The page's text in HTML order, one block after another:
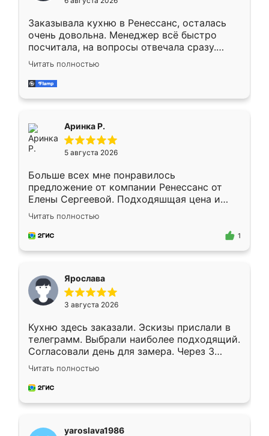
мебели буду заказывать только здесь.
Заказывала кухню в Ренессанс, осталась
очень довольна. Менеджер всё быстро
посчитала, на вопросы отвечала сразу.
Замерщик приехал в субботу, подошёл к
делу со всей ответственностью. Собрали
за день, ребята работали аккуратно, даже
Читать полностью
Аринка Р.
5 августа 2026
Больше всех мне понравилось
предложение от компании Ренессанс от
Елены Сергеевой. Подходяшщая цена и
короткие сроки изготовления. Приехавший
для замера сотрудник Владислав
предложил по моему эскизу самый
Читать полностью
1
Ярослава
3 августа 2026
Кухню здесь заказали. Эскизы прислали в
телеграмм. Выбрали наиболее подходящий.
Согласовали день для замера. Через 3
недели кухня была уже готова. Остались
довольны работой. Спасибо Ренессанс
мебель за качественную работу!
Читать полностью
yaroslava1986